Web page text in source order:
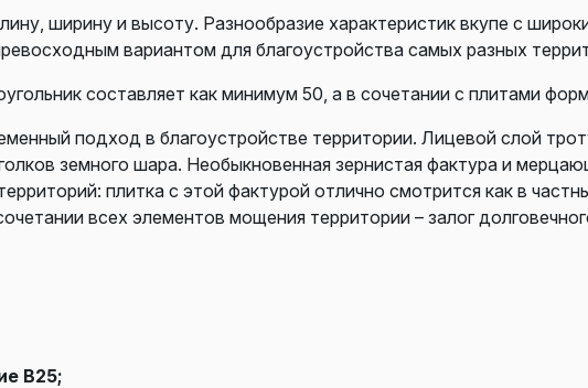
ширину и высоту. Разнообразие характеристик вкупе с
вариантом для благоустройства самых разных
составляет как минимум 50, а в сочетании с плитами
подход в благоустройстве территории. Лицевой слой
земного шара. Необыкновенная зернистая фактура и
плитка с этой фактурой отлично смотрится как в
всех элементов мощения территории – залог
В25;